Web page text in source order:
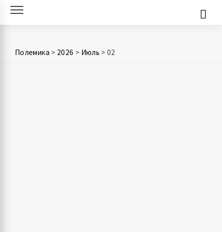
Skip
Полемика > 2026 > Июль >02